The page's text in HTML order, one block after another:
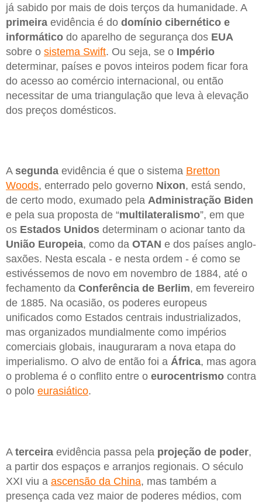
já sabido por mais de dois terços da humanidade. A
primeira evidência é do domínio cibernético e
informático do aparelho de segurança dos EUA
sobre o sistema Swift. Ou seja, se o Império
determinar, países e povos inteiros podem ficar fora
do acesso ao comércio internacional, ou então
necessitar de uma triangulação que leva à elevação
dos preços domésticos.
A segunda evidência é que o sistema Bretton
Woods, enterrado pelo governo Nixon, está sendo,
de certo modo, exumado pela Administração Biden
e pela sua proposta de “multilateralismo”, em que
os Estados Unidos determinam o acionar tanto da
União Europeia, como da OTAN e dos países anglo-
saxões. Nesta escala - e nesta ordem - é como se
estivéssemos de novo em novembro de 1884, até o
fechamento da Conferência de Berlim, em fevereiro
de 1885. Na ocasião, os poderes europeus
unificados como Estados centrais industrializados,
mas organizados mundialmente como impérios
comerciais globais, inauguraram a nova etapa do
imperialismo. O alvo de então foi a África, mas agora
o problema é o conflito entre o eurocentrismo contra
o polo eurasiático.
A terceira evidência passa pela projeção de poder,
a partir dos espaços e arranjos regionais. O século
XXI viu a ascensão da China, mas também a
presença cada vez maior de poderes médios, com